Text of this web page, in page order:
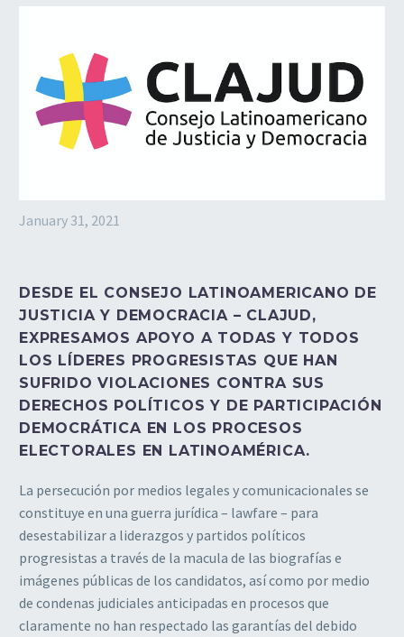
January 31, 2021
DESDE EL CONSEJO LATINOAMERICANO DE
JUSTICIA Y DEMOCRACIA – CLAJUD,
EXPRESAMOS APOYO A TODAS Y TODOS
LOS LÍDERES PROGRESISTAS QUE HAN
SUFRIDO VIOLACIONES CONTRA SUS
DERECHOS POLÍTICOS Y DE PARTICIPACIÓN
DEMOCRÁTICA EN LOS PROCESOS
ELECTORALES EN LATINOAMÉRICA.
La persecución por medios legales y comunicacionales se
constituye en una guerra jurídica – lawfare – para
desestabilizar a liderazgos y partidos políticos
progresistas a través de la macula de las biografías e
imágenes públicas de los candidatos, así como por medio
de condenas judiciales anticipadas en procesos que
claramente no han respectado las garantías del debido